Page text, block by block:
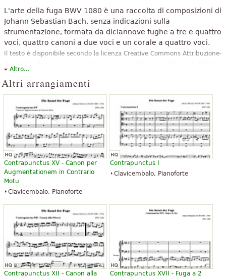
L'arte della fuga BWV 1080 è una raccolta di composizioni di
Johann Sebastian Bach, senza indicazioni sulla
strumentazione, formata da diciannove fughe a tre e quattro
voci, quattro canoni a due voci e un corale a quattro voci.
Il testo è disponibile secondo la licenza Creative Commons Attribuzione-
L'arte
Altro...
Altri arrangiamenti
Contrapunctus XV - Canon per
Augmentationem in Contrario
Motu
Clavicembalo, Pianoforte
Contrapunctus I
Clavicembalo, Pianoforte
Contrapunctus XII - Canon alla
Contrapunctus XVII - Fuga a 2